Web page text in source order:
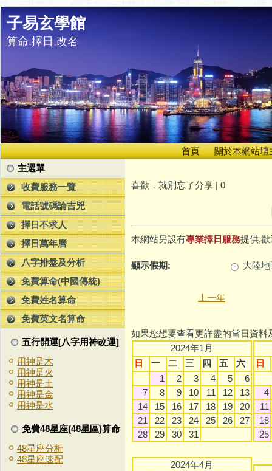
子易玄學館
算命,擇日,改名
首頁
關於本網站壇
主選單
收費服務一覽
電話號碼論吉兇
擇日不求人
擇日萬年曆
八字排盤及分析
免費算命(中國傳統)
免費姓名算命
免費英文名算命
五行開運[八字用神改運]
用神是木
用神是火
用神是土
用神是金
用神是水
免費48星座(48星區)算命
48星座分析
48星座速配
喜歡，就別忘了分享 | 0
本網站另設有專業擇日服務提供,歡
顯示假期: 大陸
上一年
如果您想要查看更詳盡的當日資
2024年1月
日
一 二 三 四 五
六
1
2 3 4 5
6
7
8 9 10 11 12
13
14
15 16 17 18 19
20
21
22 23 24 25 26
27
28
29 30 31
日
4
11
18
25
2024年4月